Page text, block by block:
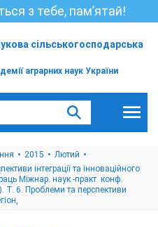
з тебе, пам’ятай!
сільськогосподарська
аграрних наук України
2015
Лютий
інтеграції та інноваційного
Міжнар. наук.-практ. конф.
Т. 6. Проблеми та перспективи